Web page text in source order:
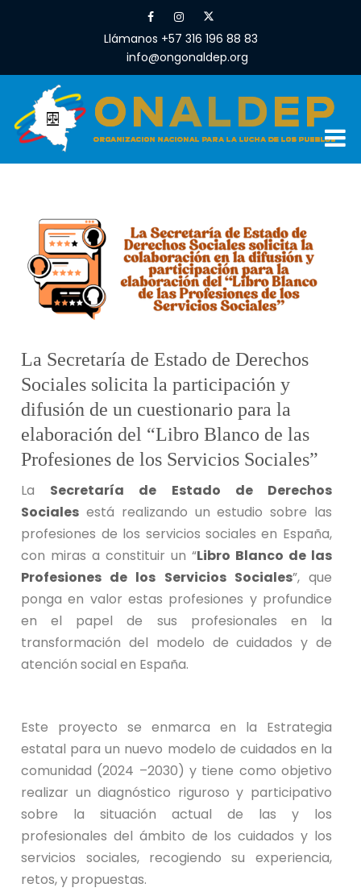
Llámanos +57 316 196 88 83
info@ongonaldep.org
La Secretaría de Estado de Derechos
Sociales solicita la participación y
difusión de un cuestionario para la
elaboración del “Libro Blanco de las
Profesiones de los Servicios Sociales”
La Secretaría de Estado de Derechos
Sociales está realizando un estudio sobre las
profesiones de los servicios sociales en España,
con miras a constituir un “Libro Blanco de las
Profesiones de los Servicios Sociales”, que
ponga en valor estas profesiones y profundice
en el papel de sus profesionales en la
transformación del modelo de cuidados y de
atención social en España.
Este proyecto se enmarca en la Estrategia
estatal para un nuevo modelo de cuidados en la
comunidad (2024 –2030) y tiene como objetivo
realizar un diagnóstico riguroso y participativo
sobre la situación actual de las y los
profesionales del ámbito de los cuidados y los
servicios sociales, recogiendo su experiencia,
retos, y propuestas.